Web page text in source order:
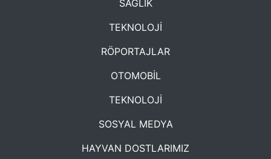
SAĞLIK
TEKNOLOJİ
RÖPORTAJLAR
OTOMOBİL
TEKNOLOJİ
SOSYAL MEDYA
HAYVAN DOSTLARIMIZ